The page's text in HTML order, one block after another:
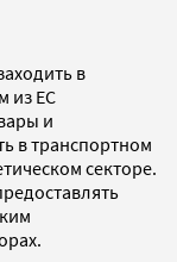
в
из ЕС
и
в транспортном
секторе.